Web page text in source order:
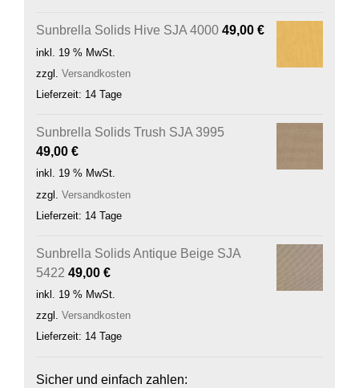
Sunbrella Solids Hive SJA 4000 49,00 €
inkl. 19 % MwSt.
zzgl. Versandkosten
Lieferzeit: 14 Tage
Sunbrella Solids Trush SJA 3995
49,00 €
inkl. 19 % MwSt.
zzgl. Versandkosten
Lieferzeit: 14 Tage
Sunbrella Solids Antique Beige SJA
5422 49,00 €
inkl. 19 % MwSt.
zzgl. Versandkosten
Lieferzeit: 14 Tage
Sicher und einfach zahlen: